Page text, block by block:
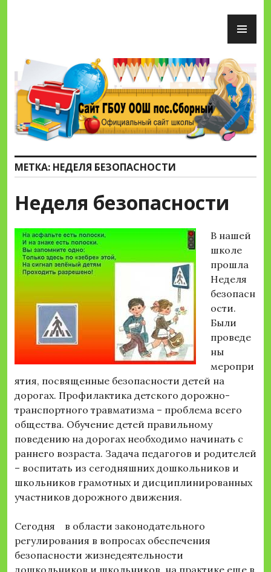
Сайт ГБОУ ООШ пос.Сборный
МЕТКА: НЕДЕЛЯ БЕЗОПАСНОСТИ
Неделя безопасности
В нашей
школе
прошла
Неделя
безопасн
ости.
Были
проведе
ны
меропри
ятия, посвященные безопасности детей на
дорогах. Профилактика детского дорожно-
транспортного травматизма – проблема всего
общества. Обучение детей правильному
поведению на дорогах необходимо начинать с
раннего возраста. Задача педагогов и родителей
– воспитать из сегодняшних дошкольников и
школьников грамотных и дисциплинированных
участников дорожного движения.
Сегодня в области законодательного
регулирования в вопросах обеспечения
безопасности жизнедеятельности